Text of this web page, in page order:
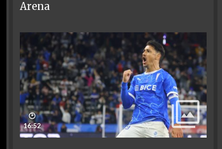
Arena
🕑
16:52